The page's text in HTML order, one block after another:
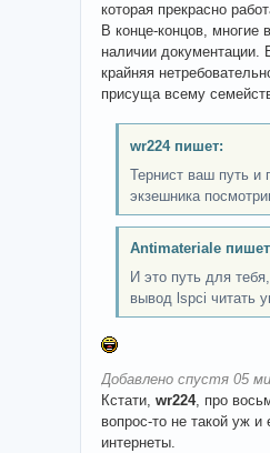
которая прекрасно
В конце-концов,
наличии
крайняя
присуща всему
wr224 пишет:
Тернист ваш путь и
экзешника
Antimateriale
И это путь для
вывод lspci читать
Добавлено спустя 05
Кстати, wr224, про
вопрос-то не такой уж и
интернеты.